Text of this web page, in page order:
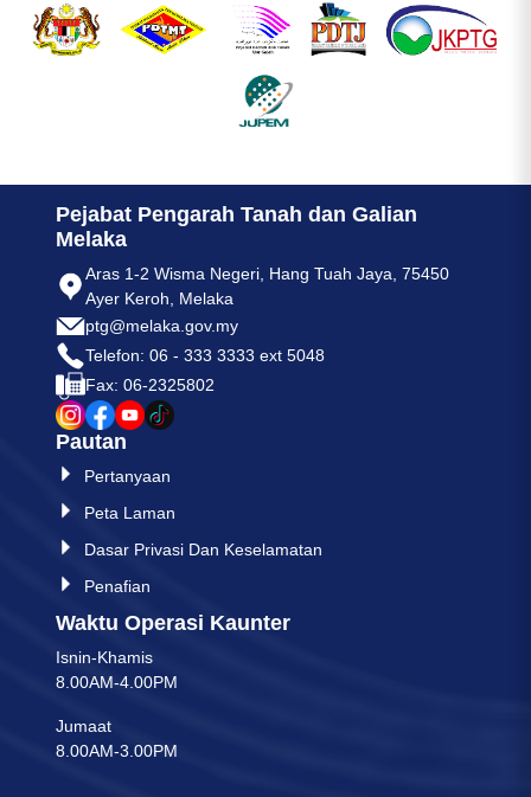
Pejabat Pengarah Tanah dan Galian
Melaka
Aras 1-2 Wisma Negeri, Hang Tuah Jaya, 75450
Ayer Keroh, Melaka
ptg@melaka.gov.my
Telefon: 06 - 333 3333 ext 5048
Fax: 06-2325802
Pautan
Pertanyaan
Peta Laman
Dasar Privasi Dan Keselamatan
Penafian
Waktu Operasi Kaunter
Isnin-Khamis
8.00AM-4.00PM
Jumaat
8.00AM-3.00PM